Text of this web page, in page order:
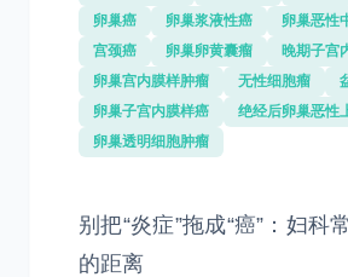
卵巢癌
卵巢浆液性癌
卵巢恶性
宫颈癌
卵巢卵黄囊瘤
晚期子宫
卵巢宫内膜样肿瘤
无性细胞瘤
卵巢子宫内膜样癌
绝经后卵巢恶性
卵巢透明细胞肿瘤
别把“炎症”拖成“癌”：妇科
的距离